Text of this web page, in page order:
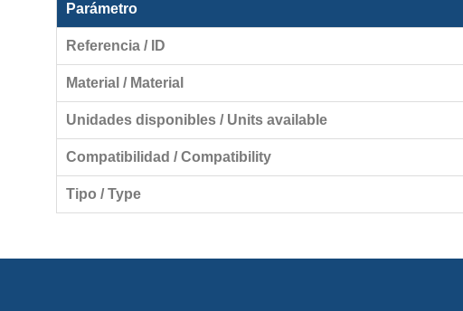
Parámetro
Referencia / ID
Material / Material
Unidades disponibles / Units available
Compatibilidad / Compatibility
Tipo / Type